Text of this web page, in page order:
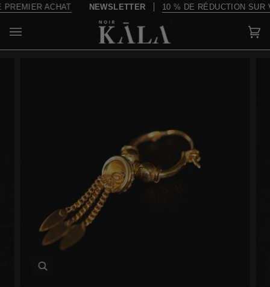
Passer
contenu
ACHAT NEWSLETTER 10 % DE RÉDUCTION SUR